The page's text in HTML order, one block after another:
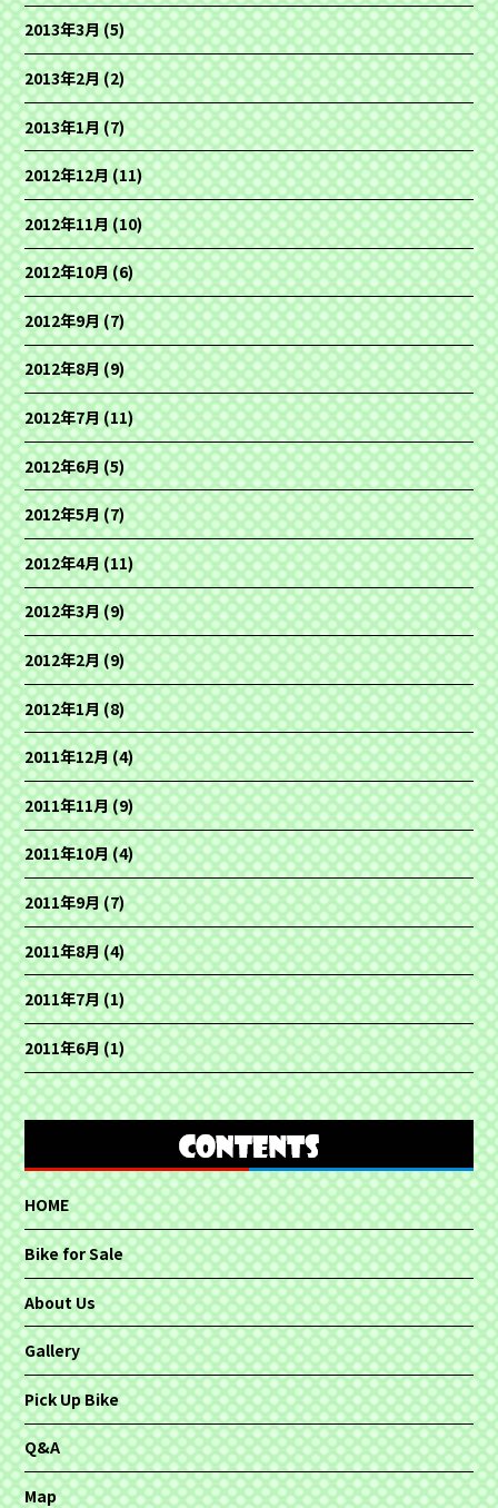
2013年3月(5)
2013年2月(2)
2013年1月(7)
2012年12月(11)
2012年11月(10)
2012年10月(6)
2012年9月(7)
2012年8月(9)
2012年7月(11)
2012年6月(5)
2012年5月(7)
2012年4月(11)
2012年3月(9)
2012年2月(9)
2012年1月(8)
2011年12月(4)
2011年11月(9)
2011年10月(4)
2011年9月(7)
2011年8月(4)
2011年7月(1)
2011年6月(1)
HOME
Bike for Sale
About Us
Gallery
Pick Up Bike
Q&A
Map